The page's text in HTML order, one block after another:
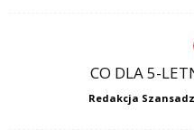
CO DLA 5-
Redakcja